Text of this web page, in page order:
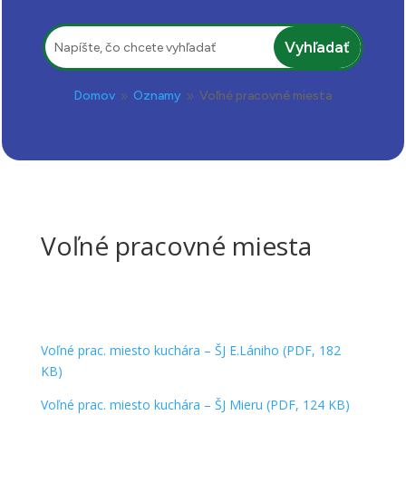
Hľadať:
Domov 9 Oznamy 9 Voľné pracovné miesta
Voľné pracovné miesta
Voľné prac. miesto kuchára – ŠJ E.Lániho (PDF, 182
KB)
Voľné prac. miesto kuchára – ŠJ Mieru (PDF, 124 KB)